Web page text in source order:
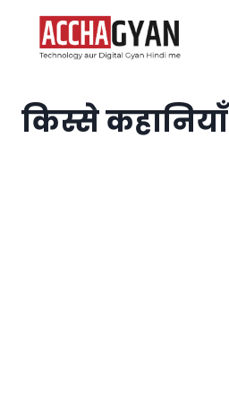
content
किस्से कहानियाँ